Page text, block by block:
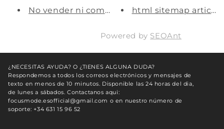
No vender ni compartir mi info...html sitemap articles
Powered by SEOAnt
¿NECESITAS AYUDA? O ¿TIENES ALGUNA DUDA?
Respondemos a todos los correos electrónicos y mensajes de
texto en menos de 10 minutos. Disponible las 24 horas del dia,
de lunes a sábados. Contactanos aqui:
focusmode.esofficial@gmail.com o en nuestro número de
soporte: +34 631 15 96 52